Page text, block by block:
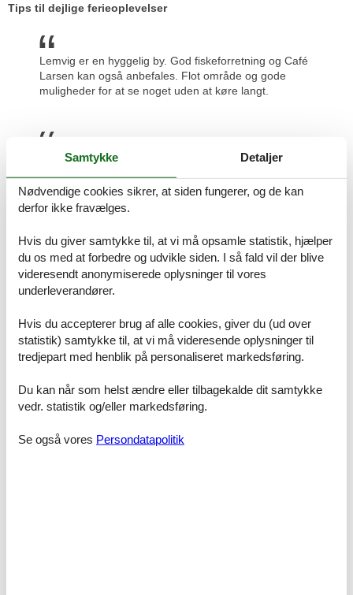
Tips til dejlige ferieoplevelser
Lemvig er en hyggelig by. God fiskeforretning og Café
Larsen kan også anbefales. Flot område og gode
muligheder for at se noget uden at køre langt.
En rigtig dejlig natur, tag cykler med.
havde tænkt os.
km. nord og syd for Klitmøller er oplevelsesrige. Ture
på Nordmors til molersklinter, når vi medbringer en
hammer samt turistbrochurer om Mors er der mange
oplevelser.
Privat sommerhusudlejning Limfjorden med prisgaranti
Når du vælger at leje et privat sommerhus ved Limfjorden hos
Feline, vil du selvfølgelig være dækket af vores prisgaranti. Vi står
inde for at der ikke er ét eneste af de andre udlejningsbureauer,
Samtykke Detaljer
Nødvendige cookies sikrer, at siden fungerer, og de kan
derfor ikke fravælges.
Hvis du giver samtykke til, at vi må opsamle statistik, hjælper
du os med at forbedre og udvikle siden. I så fald vil der blive
videresendt anonymiserede oplysninger til vores
underleverandører.
Hvis du accepterer brug af alle cookies, giver du (ud over
statistik) samtykke til, at vi må videresende oplysninger til
tredjepart med henblik på personaliseret markedsføring.
Du kan når som helst ændre eller tilbagekalde dit samtykke
vedr. statistik og/eller markedsføring.
Se også vores Persondatapolitik